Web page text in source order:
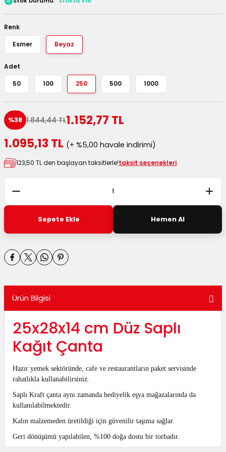
Kutuları
Kutuları
Masura Kapaklı
Kutular
ve Koliler
Renk
Esmer Beyaz
Adet
50 100 250 500 1000
%38 1.844,44 TL1.152,77 TL
1.095,13 TL (+ %5,00 havale indirimi)
123,50 TL den başlayan taksitlerle!taksit seçenekleri
Sepete Ekle Hemen Al
Ürün Bilgisi
25x28x14 cm Düz Saplı
Kağıt Çanta
Hazır yemek sektöründe, cafe ve restaurantların paket servisinde
rahatlıkla kullanabilirsiniz.
Saplı Kraft çanta aynı zamanda hediyelik eşya mağazalarında da
kullanılabilmektedir.
Kalın malzemeden üretildiği için güvenilir taşıma sağlar.
Geri dönüşümü yapılabilen, %100 doğa dostu bir torbadır.